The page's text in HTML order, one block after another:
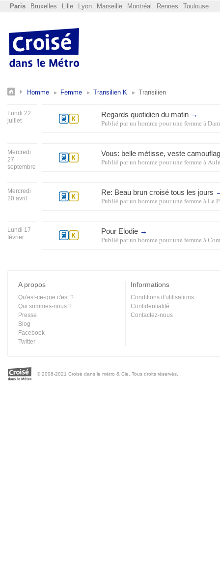
Paris Bruxelles Lille Lyon Marseille Montréal Rennes Toulouse
Homme Femme Transilien K Transilien
Lundi 22
juillet
Regards quotidien du matin →
Publié parun homme pour une femme à
Mercredi
27
septembre
Vous: belle métisse, veste
Publié parun homme pour une femme à
Mercredi
20 avril
Re: Beau brun croisé tous les jours
Publié parun homme pour une femme àLe
Lundi 17
février
Pour Elodie →
Publié parun homme pour une femme à
A propos
Qu'est-ce-que c'est ?
Qui sommes-nous ?
Presse
Blog
Facebook
Twitter
Informations
Conditions d'utilisations
Confidentialité
Contactez-nous
© 2008-2021 Croisé dans le métro & Cie. Tous droits réservés.